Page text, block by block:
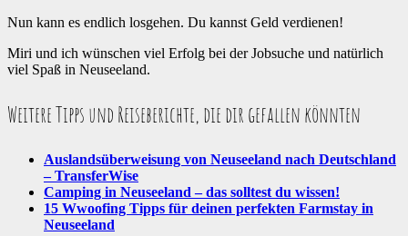
Nun kann es endlich losgehen. Du kannst Geld verdienen!
Miri und ich wünschen viel Erfolg bei der Jobsuche und natürlich
viel Spaß in Neuseeland.
Weitere Tipps und Reiseberichte, die dir gefallen könnten
Auslandsüberweisung von Neuseeland nach Deutschland
– TransferWise
Camping in Neuseeland – das solltest du wissen!
15 Wwoofing Tipps für deinen perfekten Farmstay in
Neuseeland